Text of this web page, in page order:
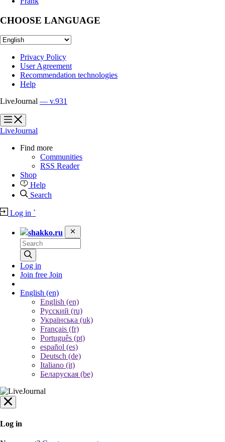
CHOOSE LANGUAGE
Privacy Policy
User Agreement
Recommendation technologies
Help
LiveJournal — v.931
?
?
LiveJournal
Find more
Communities
RSS Reader
Shop
Help
Search
Log in `
shakko.ru
Log in
Join free Join
English (en)
English (en)
Русский (ru)
Українська (uk)
Français (fr)
Português (pt)
español (es)
Deutsch (de)
Italiano (it)
Беларуская (be)
Log in